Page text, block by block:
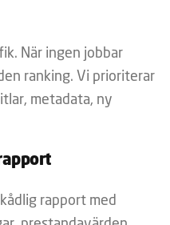
När ingen jobbar
ranking. Vi prioriterar
metadata, ny
rapport med